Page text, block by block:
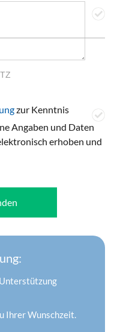
zur Kenntnis
Angaben und Daten
erhoben und
Ihrer Wunschzeit.